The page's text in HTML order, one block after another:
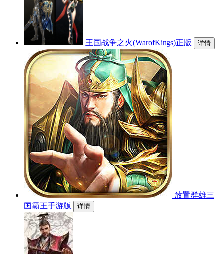
王国战争之火(WarofKings)正版 详情
放置群雄三
国霸王手游版
详情